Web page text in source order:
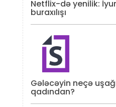
Netflix-də yenilik:
buraxılışı
Gələcəyin neçə
qadından?